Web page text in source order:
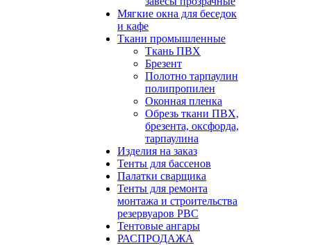
Мягкие окна для беседок
и кафе
Ткани промышленные
Ткань ПВХ
Брезент
Полотно тарпаулин
полипропилен
Оконная пленка
Обрезь ткани ПВХ,
брезента, оксфорда,
тарпаулина
Изделия на заказ
Тенты для бассенов
Палатки сварщика
Тенты для ремонта
монтажа и строительства
резервуаров РВС
Тентовые ангары
РАСПРОДАЖА